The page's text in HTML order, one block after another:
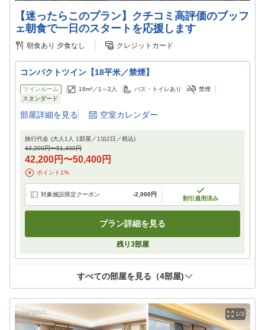
【迷ったらこのプラン】クチコミ高評価のブッフ
ェ朝食で一日のスタートを応援します
朝食あり 夕食なし クレジットカード
コンパクトツイン【18平米／禁煙】
ツインルーム 18m²／1～2 人 バス・トイレあり
禁煙
スタンダード
部屋詳細を見る 空室カレンダー
旅行代金 (大人1人 1部屋／1泊2日／税込)
43,200円〜51,400円
42,200円 〜50,400円
ポイント1%
対象施設限定クーポン -2,000円
割引適用済み
プラン詳細を見る
残り3部屋
すべての部屋を見る（4部屋)
1/3